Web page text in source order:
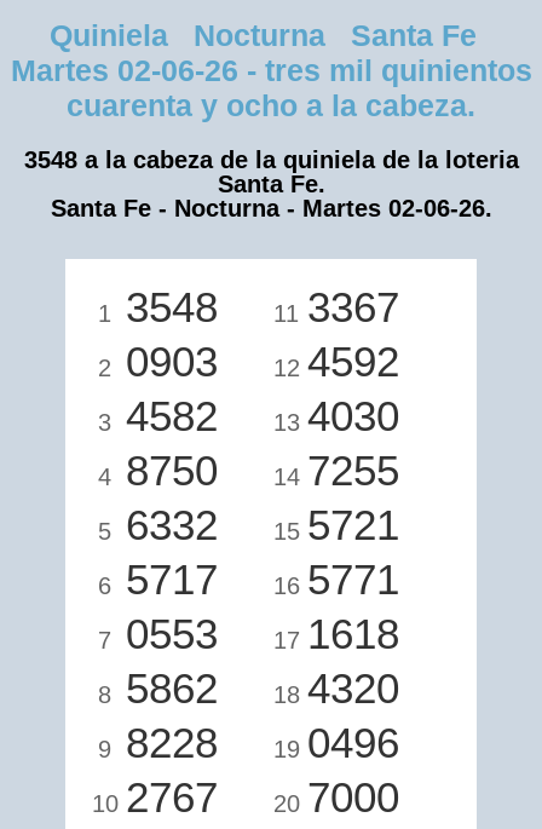
Quiniela Nocturna Santa Fe
Martes 02-06-26 - tres mil quinientos
cuarenta y ocho a la cabeza.
3548 a la cabeza de la quiniela de la loteria
Santa Fe.
Santa Fe - Nocturna - Martes 02-06-26.
1 3548
2 0903
3 4582
4 8750
5 6332
6 5717
7 0553
8 5862
9 8228
10 2767
11 3367
12 4592
13 4030
14 7255
15 5721
16 5771
17 1618
18 4320
19 0496
20 7000